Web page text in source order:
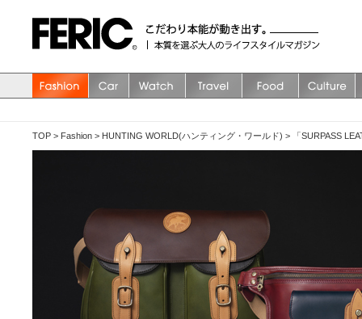
TOP > Fashion > HUNTING WORLD(ハンティング・ワールド) > 「SURPASS